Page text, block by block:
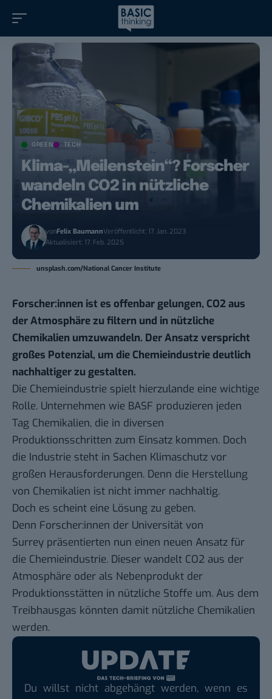
GREEN TECH
Klima-„Meilenstein“? Forscher
wandeln CO2 in nützliche
Chemikalien um
vonFelix BaumannVeröffentlicht: 17. Jan. 2023
Aktualisiert: 17. Feb. 2025
unsplash.com/National Cancer Institute
Forscher:innen ist es offenbar gelungen, CO2 aus
der Atmosphäre zu filtern und in nützliche
Chemikalien umzuwandeln. Der Ansatz verspricht
großes Potenzial, um die Chemieindustrie deutlich
nachhaltiger zu gestalten.
Die Chemieindustrie spielt hierzulande eine wichtige
Rolle. Unternehmen wie BASF produzieren jeden
Tag Chemikalien, die in diversen
Produktionsschritten zum Einsatz kommen. Doch
die Industrie steht in Sachen Klimaschutz vor
großen Herausforderungen. Denn die Herstellung
von Chemikalien ist nicht immer nachhaltig.
Doch es scheint eine Lösung zu geben.
Denn Forscher:innen der Universität von
Surrey präsentierten nun einen neuen Ansatz für
die Chemieindustrie. Dieser wandelt CO2 aus der
Atmosphäre oder als Nebenprodukt der
Produktionsstätten in nützliche Stoffe um. Aus dem
Treibhausgas könnten damit nützliche Chemikalien
werden.
Du willst nicht abgehängt werden, wenn es